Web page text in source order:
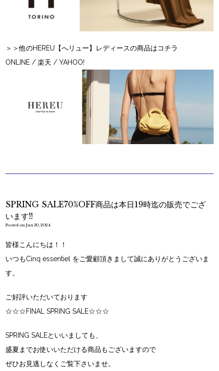
＞＞他のHEREU【へリュー】レディースの商品はコチラ
ONLINE / 楽天 / YAHOO!
SPRING SALE70%OFF商品は本日19時迄の販売でござ
います!!
Posted on Jun 30, 2024
皆様こんにちは！！
いつもCinq essentiel をご愛顧頂きまして誠にありがとうございま
す。
ご好評いただいております
☆☆☆FINAL SPRING SALE☆☆☆
SPRING SALEといいましても、
盛夏までお使いいただける商品もございますので
ぜひお見逃しなくご覧下さいませ。